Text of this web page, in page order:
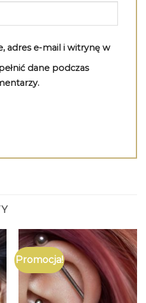
adres e-mail i witrynę w
dane podczas
Promocja!